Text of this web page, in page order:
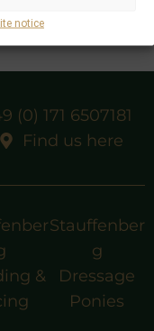
notice
(0) 171 6507181
Find us here
&
Stauffenber
g
Dressage
Ponies